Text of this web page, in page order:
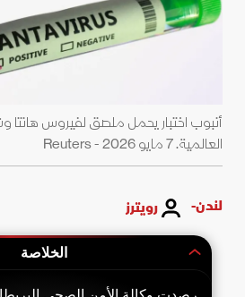
أنبوب اختبار يحمل ملصق لفيروس هانتا
العالمية. 7 مايو 2026 - Reuters
لندن- رويترز
الخلاصة